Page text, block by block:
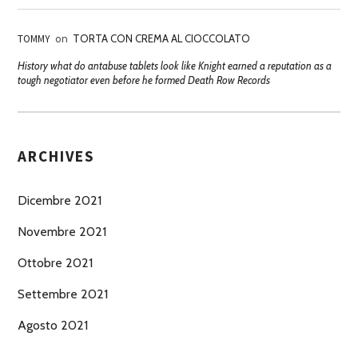
TOMMY on TORTA CON CREMA AL CIOCCOLATO
History what do antabuse tablets look like Knight earned a reputation as a
tough negotiator even before he formed Death Row Records
ARCHIVES
Dicembre 2021
Novembre 2021
Ottobre 2021
Settembre 2021
Agosto 2021